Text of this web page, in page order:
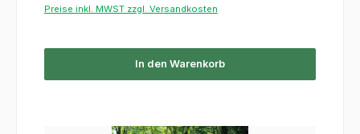
Preise inkl. MWST zzgl. Versandkosten
In den Warenkorb